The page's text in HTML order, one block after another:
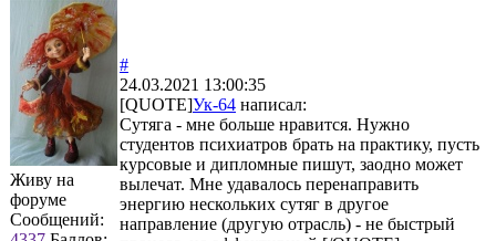
Живу на
форуме
Сообщений:
#
24.03.2021 13:00:35
[QUOTE]Ук-64 написал:
Сутяга - мне больше нравится. Нужно
студентов психиатров брать на практику, пусть
курсовые и дипломные пишут, заодно может
вылечат. Мне удавалось перенаправить
энергию нескольких сутяг в другое
направление (другую отрасль) - не быстрый